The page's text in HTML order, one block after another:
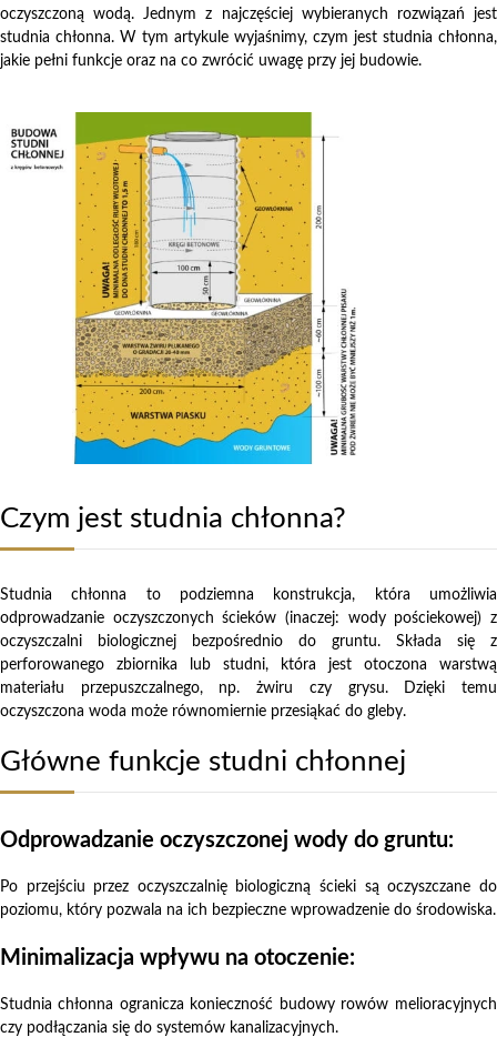
oczyszczoną wodą. Jednym z najczęściej wybieranych rozwiązań jest
studnia chłonna. W tym artykule wyjaśnimy, czym jest studnia chłonna,
jakie pełni funkcje oraz na co zwrócić uwagę przy jej budowie.
Czym jest studnia chłonna?
Studnia chłonna to podziemna konstrukcja, która umożliwia
odprowadzanie oczyszczonych ścieków (inaczej: wody pościekowej) z
oczyszczalni biologicznej bezpośrednio do gruntu. Składa się z
perforowanego zbiornika lub studni, która jest otoczona warstwą
materiału przepuszczalnego, np. żwiru czy grysu. Dzięki temu
oczyszczona woda może równomiernie przesiąkać do gleby.
Główne funkcje studni chłonnej
Odprowadzanie oczyszczonej wody do gruntu:
Po przejściu przez oczyszczalnię biologiczną ścieki są oczyszczane do
poziomu, który pozwala na ich bezpieczne wprowadzenie do środowiska.
Minimalizacja wpływu na otoczenie:
Studnia chłonna ogranicza konieczność budowy rowów melioracyjnych
czy podłączania się do systemów kanalizacyjnych.